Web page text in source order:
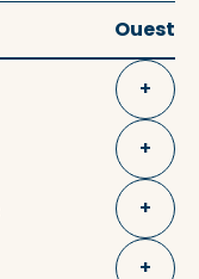
Ouest
+
+
+
+